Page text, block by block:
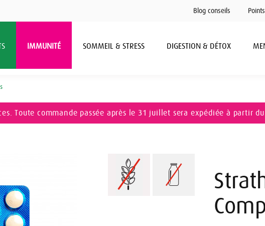
Blog conseils
IMMUNITÉ SOMMEIL & STRESS DIGESTION & DÉTOX
Toute commande passée après le 31 juillet sera expédiée à partir